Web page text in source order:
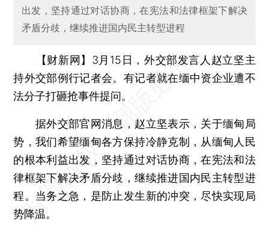
出发，坚持通过对话协商，在宪法和法律框架下解决
矛盾分歧，继续推进国内民主转型进程
【财新网】 3月15日，外交部发言人赵立坚主
持外交部例行记者会。有记者就在缅中资企业遭不
法分子打砸抢事件提问。
据外交部官网消息，赵立坚表示，关于缅甸局
势，我们希望缅甸各方保持冷静克制，从缅甸人民
的根本利益出发，坚持通过对话协商，在宪法和法
律框架下解决矛盾分歧，继续推进国内民主转型进
程。当务之急，是防止发生新的冲突，尽快实现局
势降温。